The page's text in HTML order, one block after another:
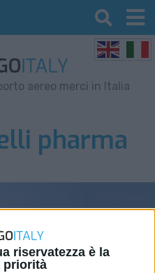
riservatezza è la
priorità
aereo merci in Italia
pharma